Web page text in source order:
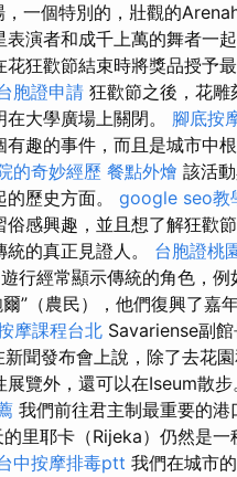
一個特別的，壯觀的
演者和成千上萬的舞者一起
狂歡節結束時將獎品授予最
胞證申請 狂歡節之後，花雕
大學廣場上關閉。 腳底按
有趣的事件，而且是城市中
的奇妙經歷 餐點外燴 該活
歷史方面。 google seo教
俗感興趣，並且想了解狂歡
的真正見證人。 台胞證桃
遊行經常顯示傳統的角色，例
”（農民），他們復興了嘉
摩課程台北 Savariense副
聞發布會上說，除了去花
覽外，還可以在Iseum散步
我們前往君主制最重要的港
的里耶卡（Rijeka）仍然是
中按摩排毒ptt 我們在城市